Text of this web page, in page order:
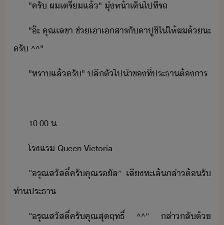
"​ครั​ ​ผ​เตรี​แล้​"​ ​ุ่ห้า​เิ​ไป​ที่​รถ
"​๊ะ​ ​คุณ​เลขา​ ​ช่​เา​เสาร​ั​คา​ปู​ชิ​โ​่​ให้​ผ​้​ะ​
ครั​ ​^^​"
"​ทรา​แล้​ครั​"​ ​ปลีตั​ไป​ำ​ข​ที่​ประธา​ต้าร
10.00​ ​.
โรแร​ ​Queen​ ​Victoria
“​รุณสัสิ์​ครั​คุณ​รัล​”​ ​เสี​ทะเล้​ล่า​ต้รั​
ท่า​ประธา
“​รุณสัสิ์​ครั​คุณ​สุฤทธิ์​ ​^^​”​ ​ล่า​ลั​้​